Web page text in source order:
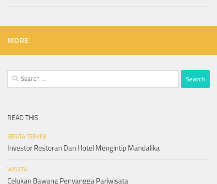
MORE
Search
for:
READ THIS
BERITA TERKINI
Investor Restoran Dan Hotel Mengintip Mandalika
WISATA
Celukan Bawang Penyangga Pariwisata